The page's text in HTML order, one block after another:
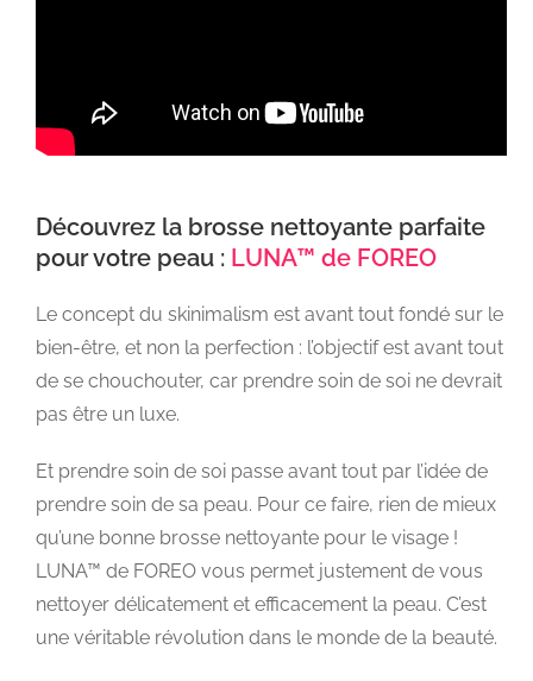
Découvrez la brosse nettoyante parfaite
pour votre peau : LUNA™ de FOREO
Le concept du skinimalism est avant tout fondé sur le
bien-être, et non la perfection : l’objectif est avant tout
de se chouchouter, car prendre soin de soi ne devrait
pas être un luxe.
Et prendre soin de soi passe avant tout par l’idée de
prendre soin de sa peau. Pour ce faire, rien de mieux
qu’une bonne brosse nettoyante pour le visage !
LUNA™ de FOREO vous permet justement de vous
nettoyer délicatement et efficacement la peau. C’est
une véritable révolution dans le monde de la beauté.